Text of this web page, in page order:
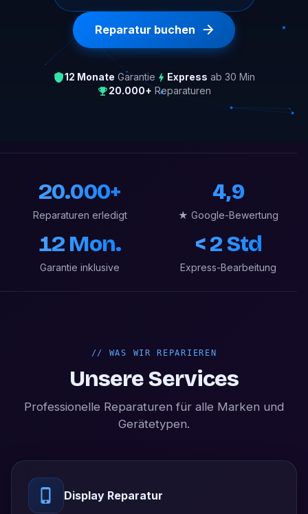
Reparatur buchen
12 Monate Garantie Express ab 30 Min
20.000+ Reparaturen
20.000+
Reparaturen erledigt
4,9
★ Google-Bewertung
12 Mon.
Garantie inklusive
< 2 Std
Express-Bearbeitung
// WAS WIR REPARIEREN
Unsere Services
Professionelle Reparaturen für alle Marken und
Gerätetypen.
Display Reparatur